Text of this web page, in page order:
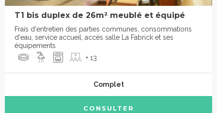
T1 bis duplex de 26m² meublé et équipé
Frais d'entretien des parties communes, consommations
d'eau, service accueil, accès salle La Fabrick et ses
équipements
+ 13
Complet
CONSULTER